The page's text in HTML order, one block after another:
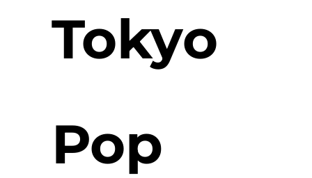
Tokyo
Pop